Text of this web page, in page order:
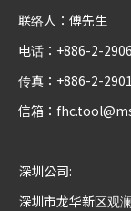
联络人：傅先生
电话：+886-2-
传真：+886-2-
信箱：
深圳公司:
深圳市龙华新区观